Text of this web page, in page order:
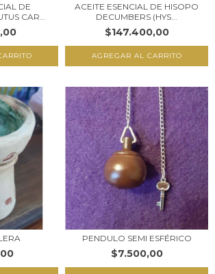
DE
CAR...
ACEITE ESENCIAL DE HISOPO
DECUMBERS (HYS...
$147.400,00
PENDULO SEMI ESFÉRICO
$7.500,00